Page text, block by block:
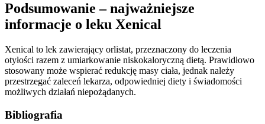
Podsumowanie – najważniejsze
informacje o leku Xenical
Xenical to lek zawierający orlistat, przeznaczony do leczenia
otyłości razem z umiarkowanie niskokaloryczną dietą. Prawidłowo
stosowany może wspierać redukcję masy ciała, jednak należy
przestrzegać zaleceń lekarza, odpowiedniej diety i świadomości
możliwych działań niepożądanych.
Bibliografia